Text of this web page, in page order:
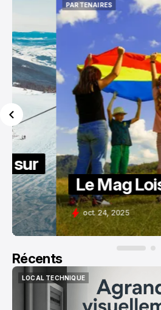
PARTENAIRES
PARTENAIRES
Le Mag Loisirs
oct. 24, 2025
Récents
LOCAL TECHNIQUE
LOCAL TECHNIQUE